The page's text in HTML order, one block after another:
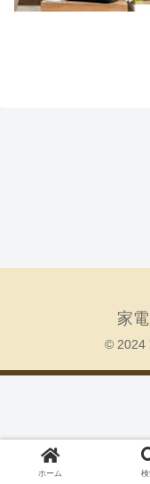
家
© 2024
ホーム